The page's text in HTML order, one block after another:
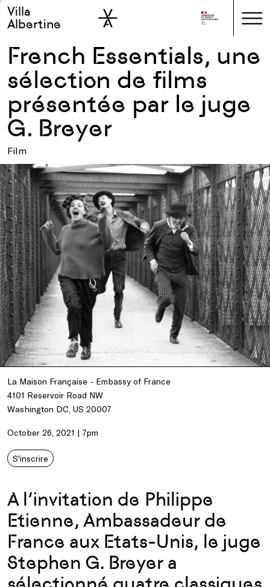
Skip to main
Skip to sidebar
Villa
Albertine
French Essentials, une
sélection de films
présentée par le juge
G. Breyer
Film
La Maison Française - Embassy of France
4101 Reservoir Road NW
Washington DC, US 20007
October 26, 2021 | 7pm
S'inscrire
A l’invitation de Philippe
Etienne, Ambassadeur de
France aux Etats-Unis, le juge
Stephen G. Breyer a